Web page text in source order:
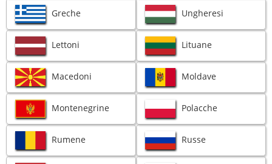
Greche Ungheresi
Lettoni Lituane
Macedoni Moldave
Montenegrine Polacche
Rumene Russe